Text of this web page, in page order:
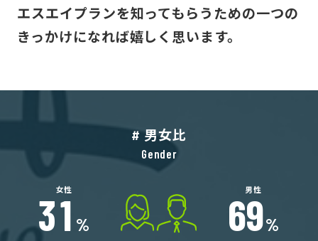
エスエイプランを知ってもらうための一つの
きっかけになれば嬉しく思います。
男女比
31 % 69%